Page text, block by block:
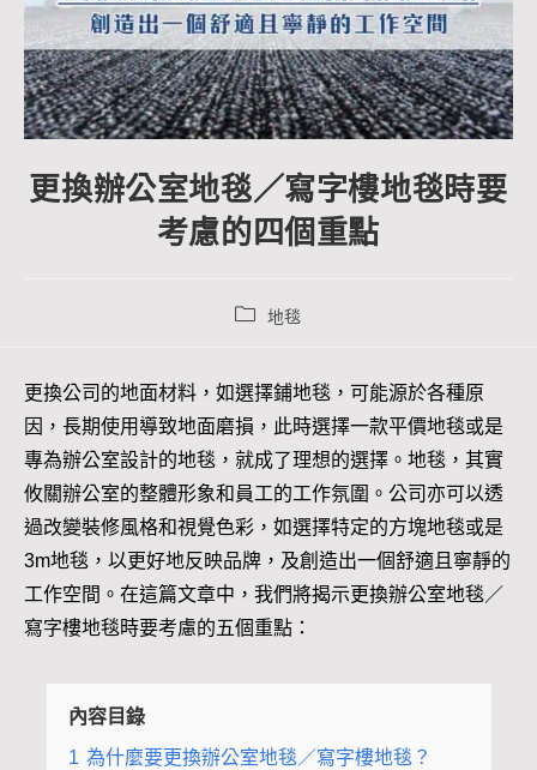
更換辦公室地毯／寫字樓地毯時要
考慮的四個重點
地毯
更換公司的地面材料，如選擇鋪地毯，可能源於各種原
因，長期使用導致地面磨損，此時選擇一款平價地毯或是
專為辦公室設計的地毯，就成了理想的選擇。地毯，其實
攸關辦公室的整體形象和員工的工作氛圍。公司亦可以透
過改變裝修風格和視覺色彩，如選擇特定的方塊地毯或是
3m地毯，以更好地反映品牌，及創造出一個舒適且寧靜的
工作空間。在這篇文章中，我們將揭示更換辦公室地毯／
寫字樓地毯時要考慮的五個重點：
內容目錄
1 為什麼要更換辦公室地毯／寫字樓地毯？